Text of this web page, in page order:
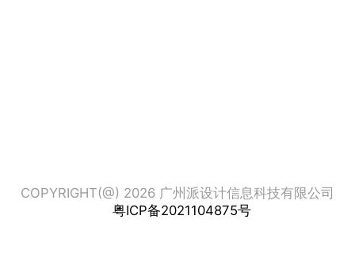
COPYRIGHT(@) 2026 广州派设计信息科技有限公司
粤ICP备2021104875号